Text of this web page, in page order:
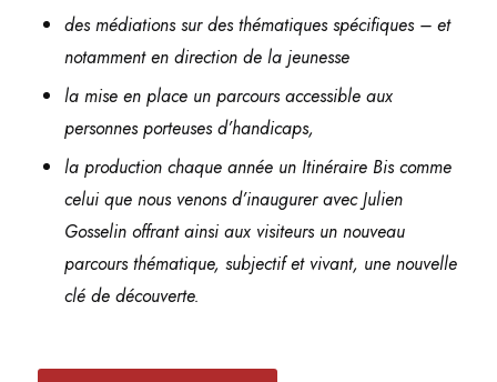
des médiations sur des thématiques spécifiques – et
notamment en direction de la jeunesse
la mise en place un parcours accessible aux
personnes porteuses d’handicaps,
la production chaque année un Itinéraire Bis comme
celui que nous venons d’inaugurer avec Julien
Gosselin offrant ainsi aux visiteurs un nouveau
parcours thématique, subjectif et vivant, une nouvelle
clé de découverte.